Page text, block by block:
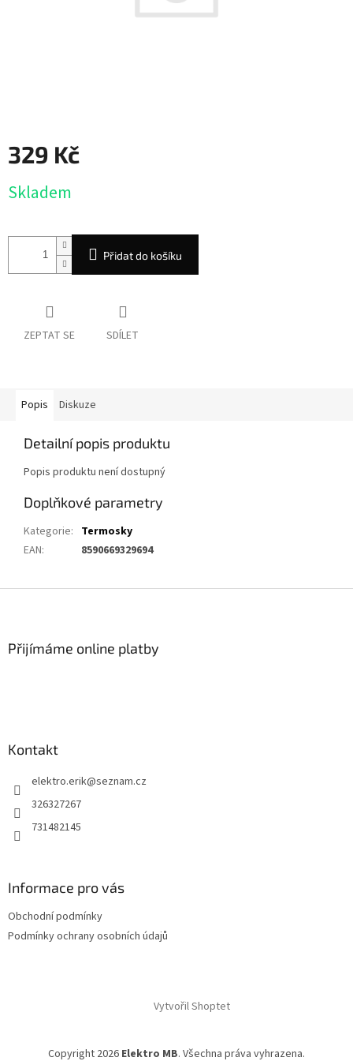
329 Kč
cena:
Skladem
Přidat do košíku
ZEPTAT SE SDÍLET
Popis Diskuze
Detailní popis produktu
Popis produktu není dostupný
Doplňkové parametry
Kategorie: Termosky
EAN: 8590669329694
Přijímáme online platby
Kontakt
elektro.erik@seznam.cz
326327267
731482145
Informace pro vás
Obchodní podmínky
Podmínky ochrany osobních údajů
Vytvořil Shoptet
Copyright 2026 Elektro MB. Všechna práva vyhrazena.